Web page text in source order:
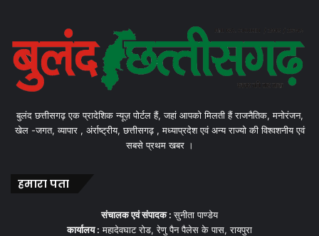
बुलंद छत्तीसगढ़ एक प्रादेशिक न्यूज़ पोर्टल हैं, जहां आपको मिलती हैं राजनैतिक, मनोरंजन,
खेल -जगत, व्यापार , अंर्राष्ट्रीय, छत्तीसगढ़ , मध्याप्रदेश एवं अन्य राज्यो की विश्वशनीय एवं
सबसे प्रथम खबर ।
हमारा पता
संचालक एवं संपादक :सुनीता पाण्डेय
कार्यालय : महादेवघाट रोड, रेणु पैन पैलेस के पास, रायपुरा